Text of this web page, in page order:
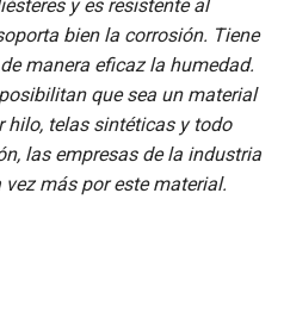
y es resistente al
bien la corrosión. Tiene
manera eficaz la humedad.
que sea un material
hilo, telas sintéticas y todo
las empresas de la industria
más por este material.